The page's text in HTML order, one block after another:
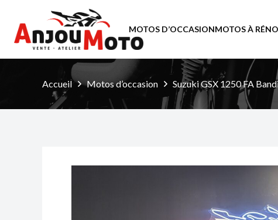
MOTOS D’OCCASIONMOTOS À
Accueil Motos d’occasion Suzuki GSX 1250 FA